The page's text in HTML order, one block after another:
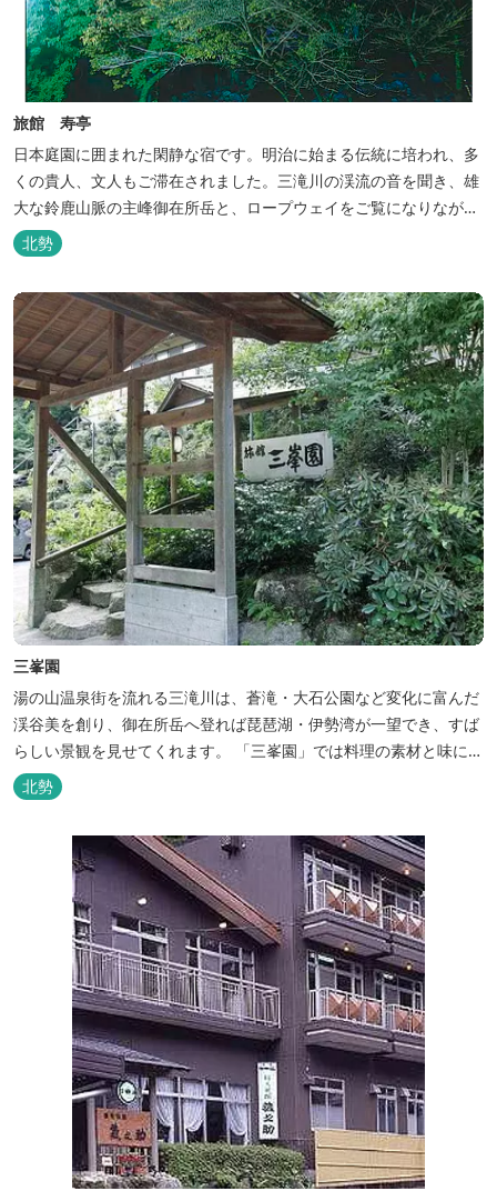
旅館 寿亭
日本庭園に囲まれた閑静な宿です。明治に始まる伝統に培われ、多
くの貴人、文人もご滞在されました。三滝川の渓流の音を聞き、雄
大な鈴鹿山脈の主峰御在所岳と、ロープウェイをご覧になりながら
お入りいただく露天風呂は気持ちがいいです。 また、庭園にある昭
和初期の離れの客間を改装した貸切風呂（６タイプ）はレトロクラ
シカルな雰囲気でみなさまに好評をいただいております。夕食は部
屋食の為、お子様連れやカッ...
北勢
三峯園
湯の山温泉街を流れる三滝川は、蒼滝・大石公園など変化に富んだ
渓谷美を創り、御在所岳へ登れば琵琶湖・伊勢湾が一望でき、すば
らしい景観を見せてくれます。 「三峯園」では料理の素材と味にも
こだわり、お客様に四季の織り成す景観と、いい湯、いい味、めぐ
りあいをお届けいたします。
北勢